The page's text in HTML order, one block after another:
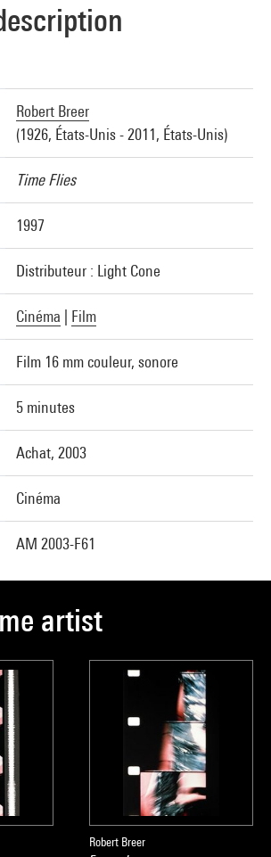
Robert Breer
(1926, États-Unis - 2011, États-Unis)
Time Flies
1997
Distributeur : Light Cone
Cinéma Film
Film 16 mm couleur, sonore
5 minutes
Achat, 2003
Cinéma
AM 2003-F61
artist
Robert Breer